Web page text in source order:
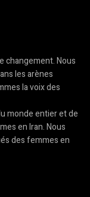
changement. Nous
les arènes
la voix des
monde entier et de
en Iran. Nous
des femmes en